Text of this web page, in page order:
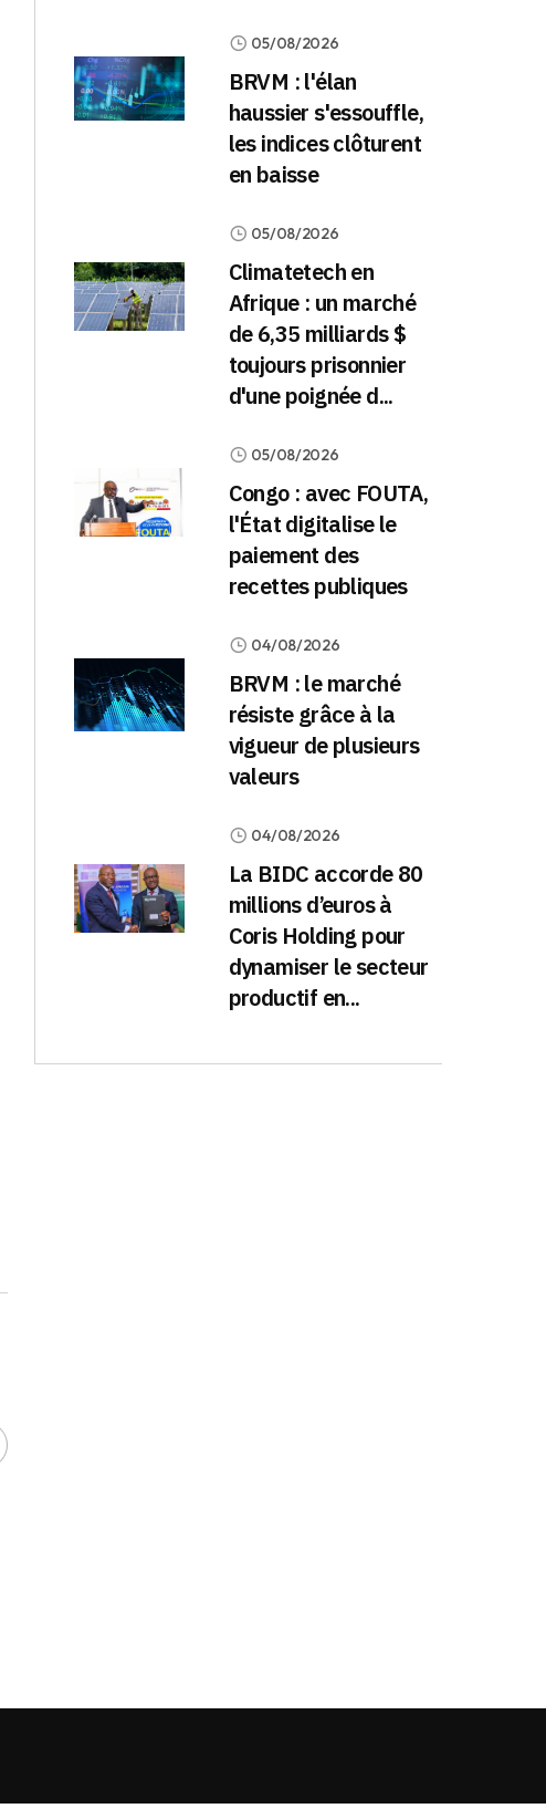
05/08/2026
BRVM : l'élan
haussier s'essouffle,
les indices clôturent
en baisse
05/08/2026
Climatetech en
Afrique : un marché
de 6,35 milliards $
toujours prisonnier
d'une poignée d...
05/08/2026
Congo : avec FOUTA,
l'État digitalise le
paiement des
recettes publiques
04/08/2026
BRVM : le marché
résiste grâce à la
vigueur de plusieurs
valeurs
04/08/2026
La BIDC accorde 80
millions d’euros à
Coris Holding pour
dynamiser le secteur
productif en...